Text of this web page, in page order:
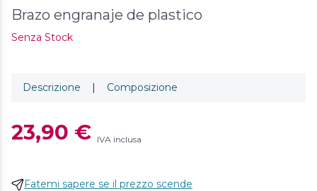
Brazo engranaje de plastico
Senza Stock
Descrizione | Composizione
23,90 € IVA inclusa
Fatemi sapere se il prezzo scende